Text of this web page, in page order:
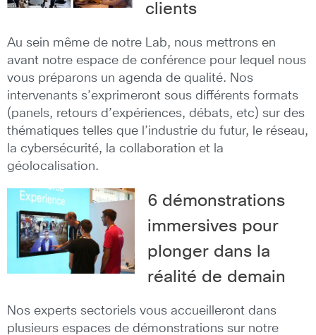
clients
Au sein même de notre Lab, nous mettrons en
avant notre espace de conférence pour lequel nous
vous préparons un agenda de qualité. Nos
intervenants s’exprimeront sous différents formats
(panels, retours d’expériences, débats, etc) sur des
thématiques telles que l’industrie du futur, le réseau,
la cybersécurité, la collaboration et la
géolocalisation.
6 démonstrations
immersives pour
plonger dans la
réalité de demain
Nos experts sectoriels vous accueilleront dans
plusieurs espaces de démonstrations sur notre